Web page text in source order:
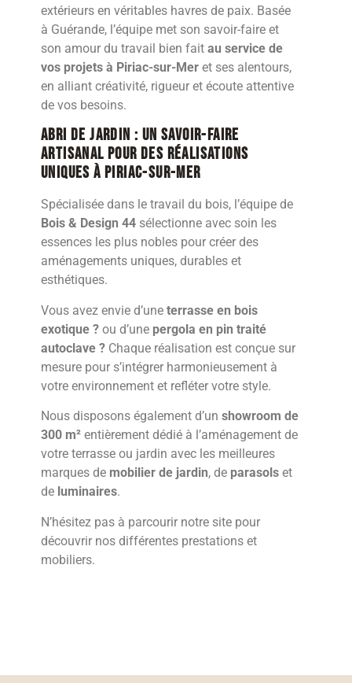
extérieurs en véritables havres de paix. Basée
à Guérande, l’équipe met son savoir-faire et
son amour du travail bien fait au service de
vos projets à Piriac-sur-Mer et ses alentours,
en alliant créativité, rigueur et écoute attentive
de vos besoins.
Abri de jardin : Un savoir-faire
artisanal pour des réalisations
uniques à Piriac-sur-Mer
Spécialisée dans le travail du bois, l’équipe de
Bois & Design 44 sélectionne avec soin les
essences les plus nobles pour créer des
aménagements uniques, durables et
esthétiques.
Vous avez envie d’une terrasse en bois
exotique ? ou d’une pergola en pin traité
autoclave ? Chaque réalisation est conçue sur
mesure pour s’intégrer harmonieusement à
votre environnement et refléter votre style.
Nous disposons également d’un showroom de
300 m² entièrement dédié à l’aménagement de
votre terrasse ou jardin avec les meilleures
marques de mobilier de jardin, de parasols et
de luminaires.
N’hésitez pas à parcourir notre site pour
découvrir nos différentes prestations et
mobiliers.